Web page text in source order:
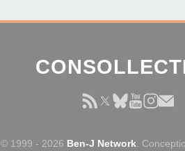
© 1999 - 2026 Ben-J Network .